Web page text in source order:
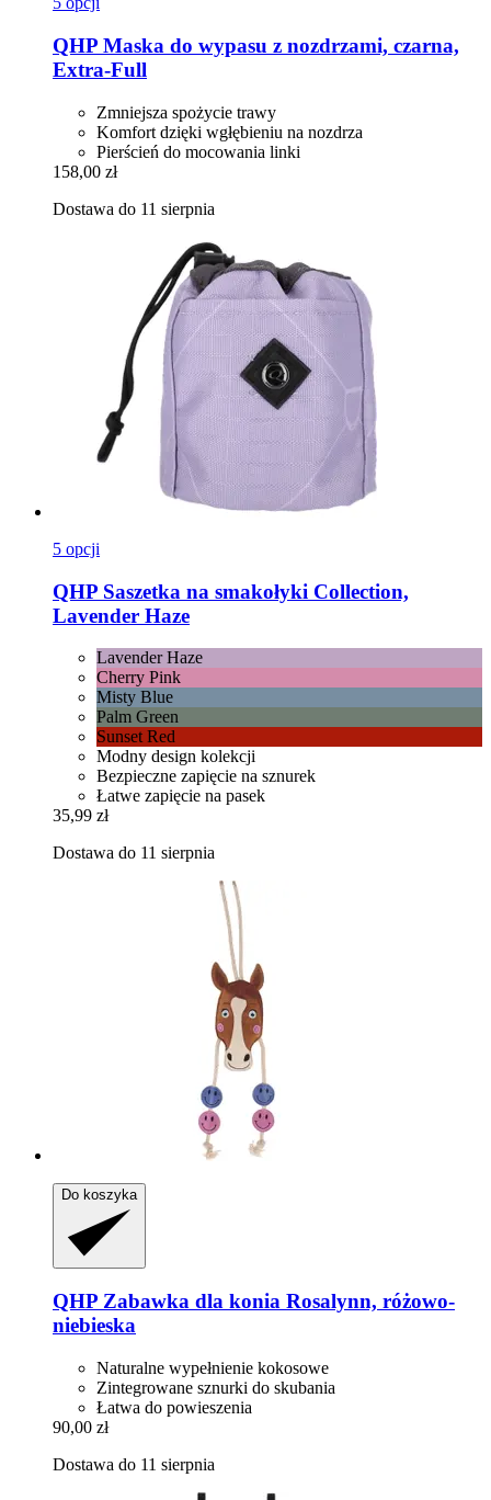
QHP Maska do wypasu z nozdrzami, czarna,
Extra-​Full
Zmniejsza spożycie trawy
Komfort dzięki wgłębieniu na nozdrza
Pierścień do mocowania linki
158,00 zł
Dostawa do 11 sierpnia
5 opcji
QHP Saszetka na smakołyki Collection,
Lavender Haze
Lavender Haze
Cherry Pink
Misty Blue
Palm Green
Sunset Red
Modny design kolekcji
Bezpieczne zapięcie na sznurek
Łatwe zapięcie na pasek
35,99 zł
Dostawa do 11 sierpnia
Do koszyka
QHP Zabawka dla konia Rosalynn, różowo-​
niebieska
Naturalne wypełnienie kokosowe
Zintegrowane sznurki do skubania
Łatwa do powieszenia
90,00 zł
Dostawa do 11 sierpnia